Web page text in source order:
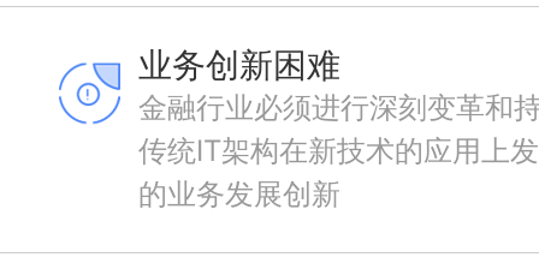
业务创新困难
金融行业必须进行深刻变革和
传统IT架构在新技术的应用上
的业务发展创新